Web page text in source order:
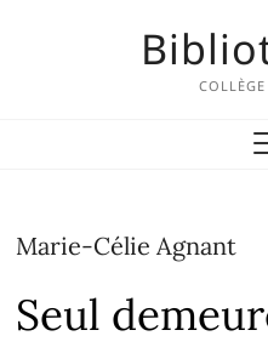
Marie-Célie Agnant
Seul